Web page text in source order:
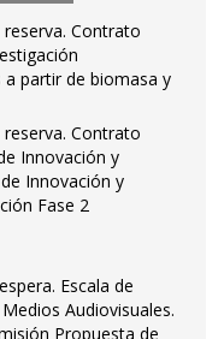
Contrato
partir de biomasa y
Contrato
Innovación y
Innovación y
Fase 2
Escala de
Audiovisuales.
Propuesta de